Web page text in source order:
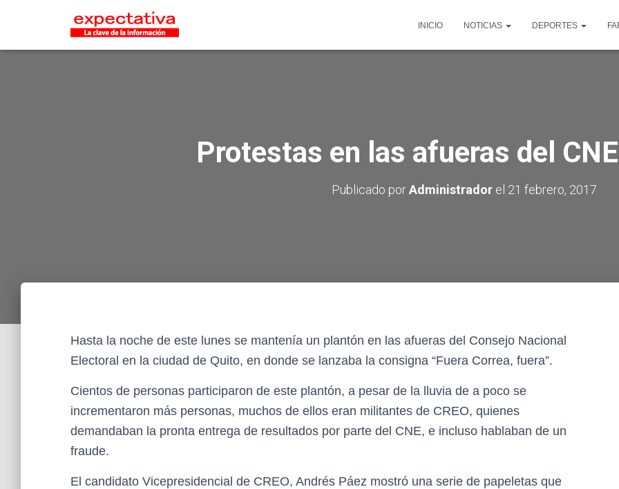
INICIO NOTICIAS DEPORTES
Protestas en las afueras del
Publicado porAdministrador el 21 febrero, 2017
Hasta la noche de este lunes se mantenía un plantón en las afueras del Consejo Nacional
Electoral en la ciudad de Quito, en donde se lanzaba la consigna “Fuera Correa, fuera”.
Cientos de personas participaron de este plantón, a pesar de la lluvia de a poco se
incrementaron más personas, muchos de ellos eran militantes de CREO, quienes
demandaban la pronta entrega de resultados por parte del CNE, e incluso hablaban de un
fraude.
El candidato Vicepresidencial de CREO, Andrés Páez mostró una serie de papeletas que